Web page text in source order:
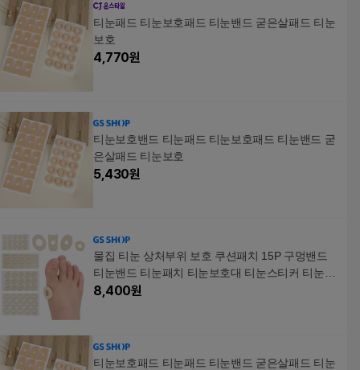
티눈패드 티눈보호패드 티눈밴드 굳은살패드 티눈
보호
4,770원
티눈보호밴드 티눈패드 티눈보호패드 티눈밴드 굳
은살패드 티눈보호
5,430원
물집 티눈 상처부위 보호 쿠션패치 15P 구멍밴드
티눈밴드 티눈패치 티눈보호대 티눈스티커 티눈보
호 티눈패드 티눈방지 물집방지 물집보호 물집밴
8,400원
티눈보호패드 티눈패드 티눈밴드 굳은살패드 티눈